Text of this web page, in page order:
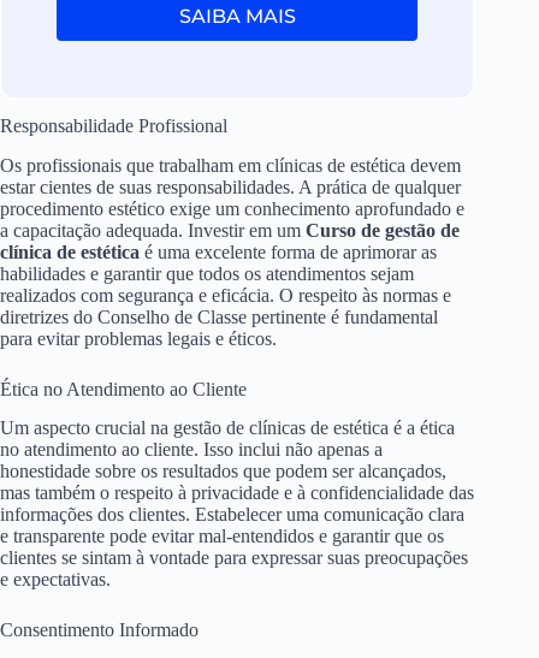
SAIBA MAIS
Responsabilidade Profissional
Os profissionais que trabalham em clínicas de estética devem
estar cientes de suas responsabilidades. A prática de qualquer
procedimento estético exige um conhecimento aprofundado e
a capacitação adequada. Investir em um Curso de gestão de
clínica de estética é uma excelente forma de aprimorar as
habilidades e garantir que todos os atendimentos sejam
realizados com segurança e eficácia. O respeito às normas e
diretrizes do Conselho de Classe pertinente é fundamental
para evitar problemas legais e éticos.
Ética no Atendimento ao Cliente
Um aspecto crucial na gestão de clínicas de estética é a ética
no atendimento ao cliente. Isso inclui não apenas a
honestidade sobre os resultados que podem ser alcançados,
mas também o respeito à privacidade e à confidencialidade das
informações dos clientes. Estabelecer uma comunicação clara
e transparente pode evitar mal-entendidos e garantir que os
clientes se sintam à vontade para expressar suas preocupações
e expectativas.
Consentimento Informado